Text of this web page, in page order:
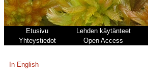
Etusivu Lehden käytänteet
Yhteystiedot
Open Access
In English